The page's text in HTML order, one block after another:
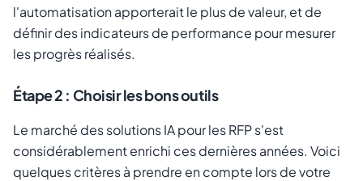
l'automatisation apporterait le plus de valeur, et de
définir des indicateurs de performance pour mesurer
les progrès réalisés.
Étape 2 : Choisir les bons outils
Le marché des solutions IA pour les RFP s'est
considérablement enrichi ces dernières années. Voici
quelques critères à prendre en compte lors de votre